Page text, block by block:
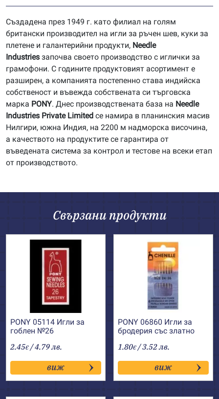
Създадена през 1949 г. като филиал на голям
британски производител на игли за ръчен шев, куки за
плетене и галантерийни продукти, Needle
Industries започва своето производство с иглички за
грамофони. С годините продуктовият асортимент е
разширен, а компанията постепенно става индийска
собственост и въвежда собствената си търговска
марка PONY. Днес производствената база на Needle
Industries Private Limited се намира в планинския масив
Нилгири, южна Индия, на 2200 м надморска височина,
а качеството на продуктите се гарантира от
въведената система за контрол и тестове на всеки етап
от производството.
Свързани продукти
PONY 05114 Игли за
гоблен №26
2.45€ / 4.79 лв.
виж
PONY 06860 Игли за
бродерия със златно
1.80€ / 3.52 лв.
виж